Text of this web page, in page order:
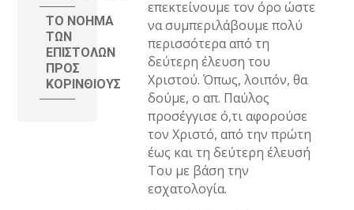
ΤΟ ΝΟΗΜΑ
ΤΩΝ
ΕΠΙΣΤΟΛΩΝ
ΠΡΟΣ
ΚΟΡΙΝΘΙΟΥΣ
επεκτείνουμε τον όρο ώστε
να συμπεριλάβουμε πολύ
περισσότερα από τη
δεύτερη έλευση του
Χριστού. Όπως, λοιπόν, θα
δούμε, ο απ. Παύλος
προσέγγισε ό,τι αφορούσε
τον Χριστό, από την πρώτη
έως και τη δεύτερη έλευσή
Του με βάση την
εσχατολογία.